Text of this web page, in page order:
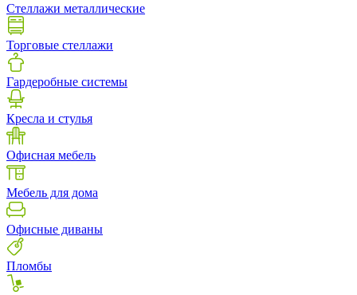
Стеллажи металлические
Торговые стеллажи
Гардеробные системы
Кресла и стулья
Офисная мебель
Мебель для дома
Офисные диваны
Пломбы